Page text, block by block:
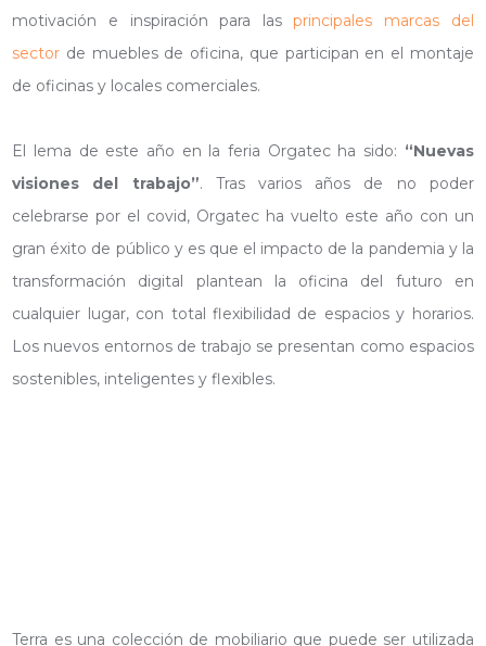
motivación e inspiración para lasprincipales marcas del
sector de muebles de oficina, que participan en el montaje
de oficinas y locales comerciales.
El lema de este año en la feria Orgatec ha sido: “Nuevas
visiones del trabajo”. Tras varios años de no poder
celebrarse por el covid, Orgatec ha vuelto este año con un
gran éxito de público y es que el impacto de la pandemia y la
transformación digital plantean la oficina del futuro en
cualquier lugar, con total flexibilidad de espacios y horarios.
Los nuevos entornos de trabajo se presentan como espacios
sostenibles, inteligentes y flexibles.
Terra es una colección de mobiliario que puede ser utilizada